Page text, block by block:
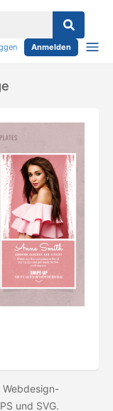
Anmelden
Webdesign-
und SVG.